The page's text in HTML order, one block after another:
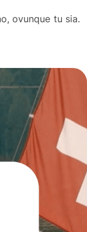
ovunque tu sia.